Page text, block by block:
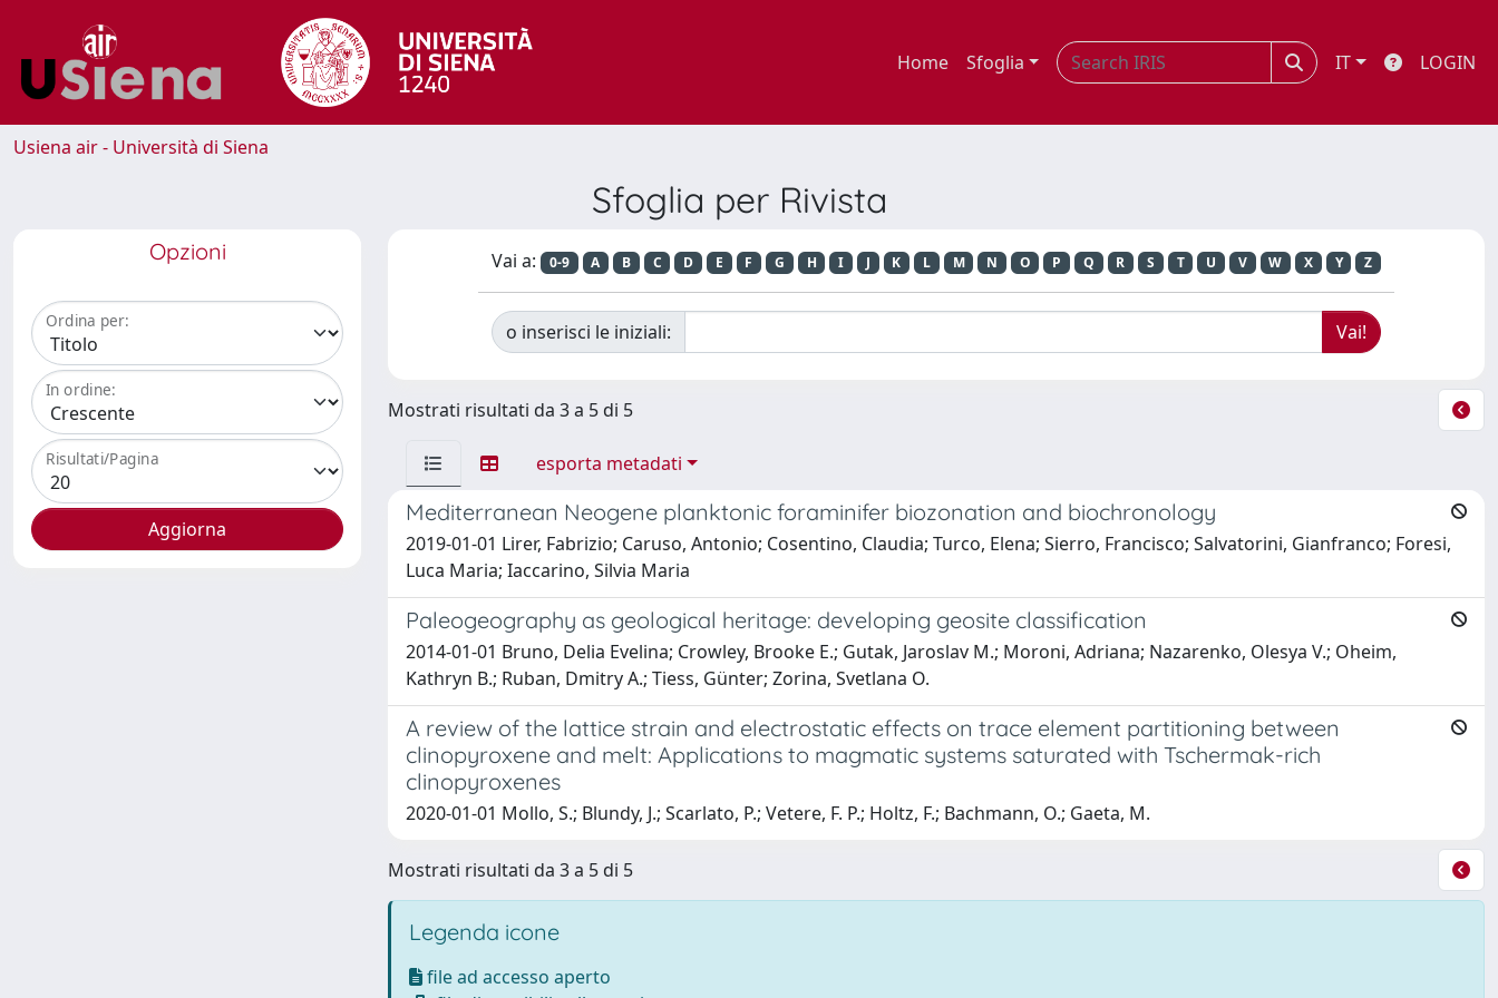
Home Sfoglia IT LOGIN
Usiena air - Università di Siena
Sfoglia per Rivista
Opzioni
Ordina per:
In ordine:
Risultati/Pagina
Vai a: 0-9 A B C D E F G H I J K L M N O P Q R S T U V W X Y Z
o inserisci le iniziali:
Mostrati risultati da 3 a 5 di 5
esporta metadati
Mediterranean Neogene planktonic foraminifer biozonation and biochronology
2019-01-01 Lirer, Fabrizio; Caruso, Antonio; Cosentino, Claudia; Turco, Elena; Sierro, Francisco; Salvatorini, Gianfranco; Foresi,
Luca Maria; Iaccarino, Silvia Maria
Paleogeography as geological heritage: developing geosite classification
2014-01-01 Bruno, Delia Evelina; Crowley, Brooke E.; Gutak, Jaroslav M.; Moroni, Adriana; Nazarenko, Olesya V.; Oheim,
Kathryn B.; Ruban, Dmitry A.; Tiess, Günter; Zorina, Svetlana O.
A review of the lattice strain and electrostatic effects on trace element partitioning between
clinopyroxene and melt: Applications to magmatic systems saturated with Tschermak-rich
clinopyroxenes
2020-01-01 Mollo, S.; Blundy, J.; Scarlato, P.; Vetere, F. P.; Holtz, F.; Bachmann, O.; Gaeta, M.
Mostrati risultati da 3 a 5 di 5
Legenda icone
file ad accesso aperto